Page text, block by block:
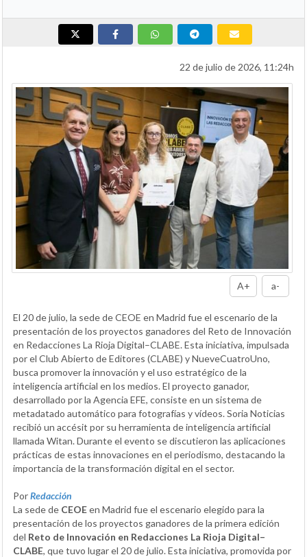
22 de julio de 2026, 11:24h
A+ a-
El 20 de julio, la sede de CEOE en Madrid fue el escenario de la
presentación de los proyectos ganadores del Reto de Innovación
en Redacciones La Rioja Digital–CLABE. Esta iniciativa, impulsada
por el Club Abierto de Editores (CLABE) y NueveCuatroUno,
busca promover la innovación y el uso estratégico de la
inteligencia artificial en los medios. El proyecto ganador,
desarrollado por la Agencia EFE, consiste en un sistema de
metadatado automático para fotografías y vídeos. Soria Noticias
recibió un accésit por su herramienta de inteligencia artificial
llamada Witan. Durante el evento se discutieron las aplicaciones
prácticas de estas innovaciones en el periodismo, destacando la
importancia de la transformación digital en el sector.
PorRedacción
La sede de CEOEen Madrid fue el escenario elegido para la
presentación de los proyectos ganadores de la primera edición
del Reto de Innovación en Redacciones La Rioja Digital–
CLABE, que tuvo lugar el 20 de julio. Esta iniciativa, promovida por